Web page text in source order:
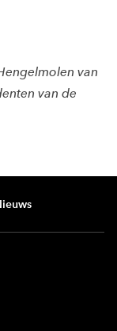
van
van de